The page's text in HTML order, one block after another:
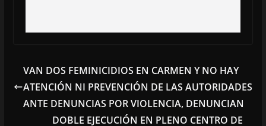
VAN DOS FEMINICIDIOS EN CARMEN Y NO HAY
ATENCIÓN NI PREVENCIÓN DE LAS AUTORIDADES
ANTE DENUNCIAS POR VIOLENCIA, DENUNCIAN
DOBLE EJECUCIÓN EN PLENO CENTRO DE